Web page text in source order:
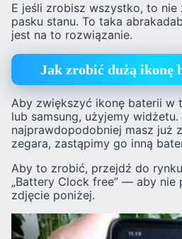
E jeśli zrobisz wszystko, to nie
pasku stanu. To taka
jest na to rozwiązanie.
Jak zrobić dużą ikonę
Aby zwiększyć ikonę baterii w
lub samsung, użyjemy
najprawdopodobniej masz już
zegara, zastąpimy go inną
Aby to zrobić, przejdź do
„Battery Clock free” — aby nie
zdjęcie poniżej.